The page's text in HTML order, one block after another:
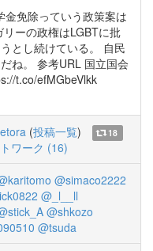
免除っていう政策案は
ーの政権はLGBTに批
とし続けている。 自民
ね。 参考URL 国立国会
t.co/efMGbeVlkk
(投稿一覧)
18
ワーク (16)
@simaco2222
@_l__ll
@shkozo
@tsuda